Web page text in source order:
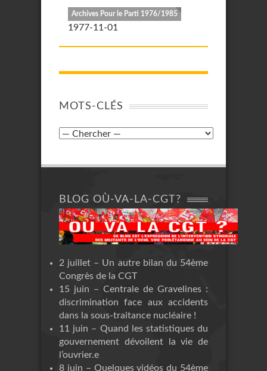
Archives Pour le Parti 1976/1985
1977-11-01
MOTS-CLÉS
BLOG OÙ-VA-LA-CGT?
2 juillet – Un autre bilan du 54ème
Congrès de la CGT
15 juin – Centrale de Gravelines :
discrimination face aux accidents
dans la sous-traitance nucléaire !
11 juin – Quand les statistiques du
gouvernement dévoilent la vie de
l’ouvrier.e
8 juin – Quelques vidéos du 54ème